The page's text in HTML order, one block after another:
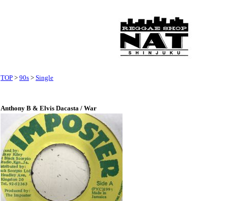
TOP > 90s > Single
Anthony B & Elvis Dacasta / War